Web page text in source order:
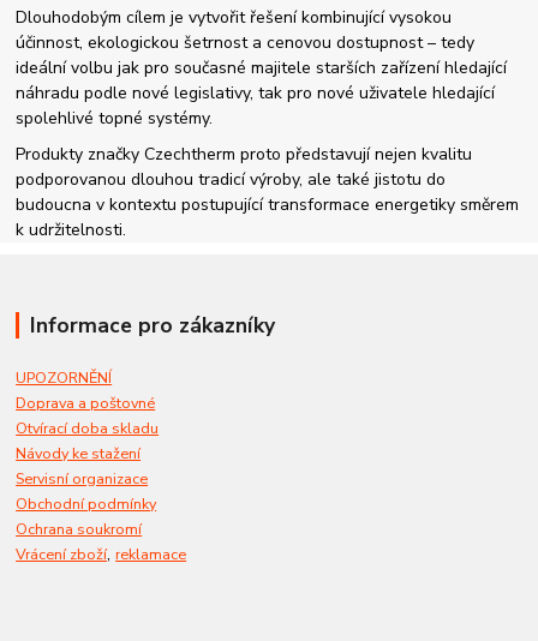
Dlouhodobým cílem je vytvořit řešení kombinující vysokou
účinnost, ekologickou šetrnost a cenovou dostupnost – tedy
ideální volbu jak pro současné majitele starších zařízení hledající
náhradu podle nové legislativy, tak pro nové uživatele hledající
spolehlivé topné systémy.
Produkty značky Czechtherm proto představují nejen kvalitu
podporovanou dlouhou tradicí výroby, ale také jistotu do
budoucna v kontextu postupující transformace energetiky směrem
k udržitelnosti.
Informace pro zákazníky
UPOZORNĚNÍ
Doprava a poštovné
Otvírací doba skladu
Návody ke stažení
Servisní organizace
Obchodní podmínky
Ochrana soukromí
Vrácení zboží,reklamace